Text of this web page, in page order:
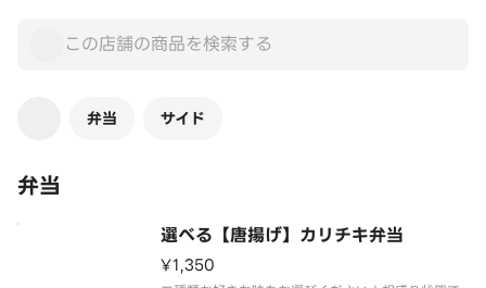
弁当 サイド
弁当
選べる【唐揚げ】カリチキ弁当
¥1,350